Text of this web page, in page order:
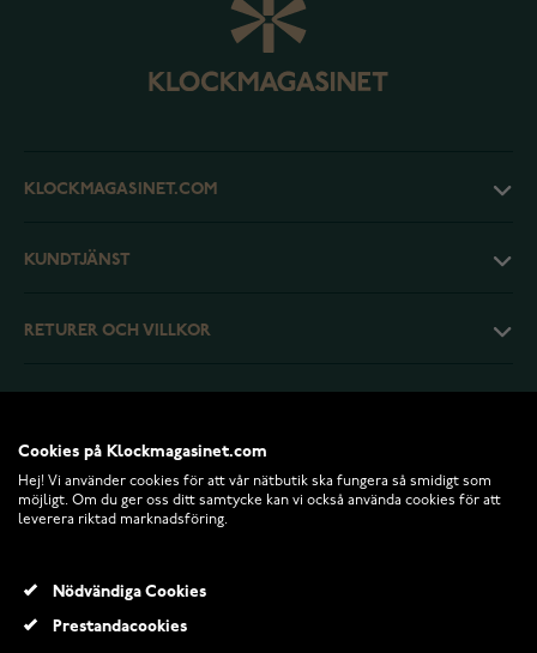
KLOCKMAGASINET.COM
KUNDTJÄNST
RETURER OCH VILLKOR
Cookies på Klockmagasinet.com
Hej! Vi använder cookies för att vår nätbutik ska fungera så smidigt som
möjligt. Om du ger oss ditt samtycke kan vi också använda cookies för att
leverera riktad marknadsföring.
Nödvändiga Cookies
Prestandacookies